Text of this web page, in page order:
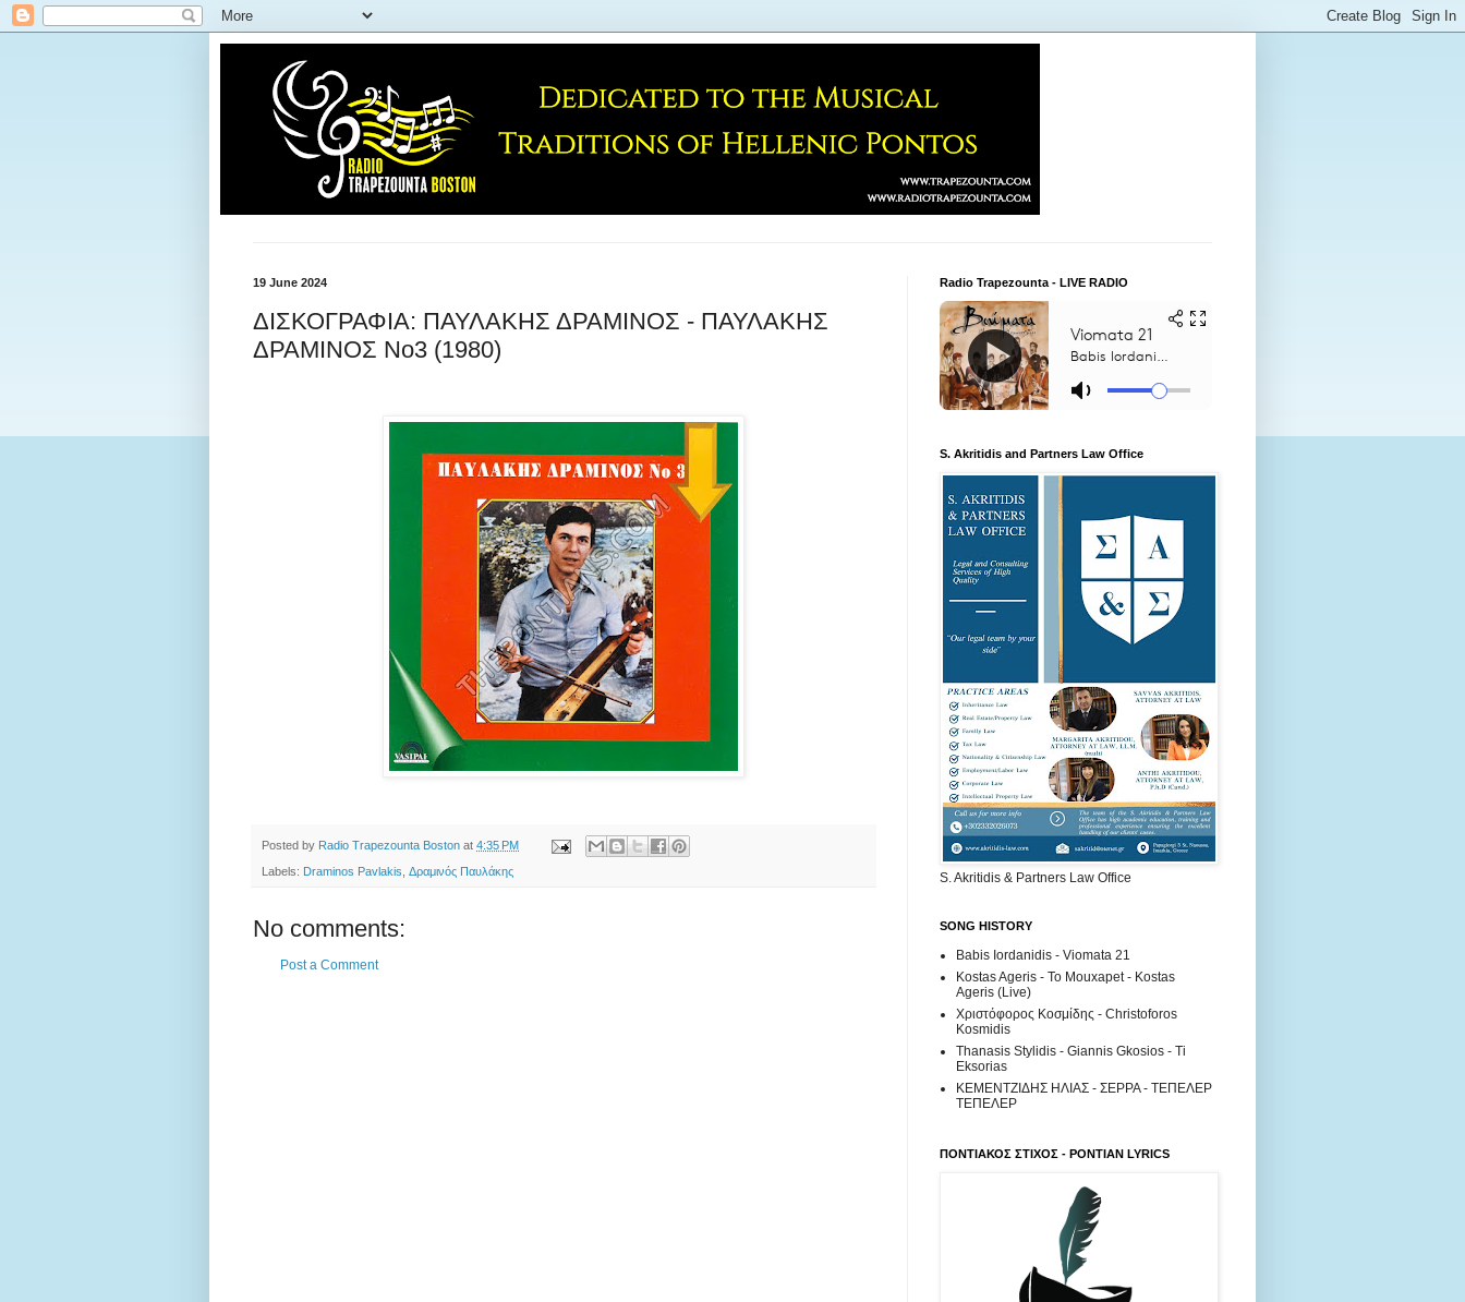
19 June 2024
ΔΙΣΚΟΓΡΑΦΙΑ: ΠΑΥΛΑΚΗΣ ΔΡΑΜΙΝΟΣ - ΠΑΥΛΑΚΗΣ
ΔΡΑΜΙΝΟΣ Νο3 (1980)
Posted by Radio Trapezounta Boston at 4:35 PM
Labels: Draminos Pavlakis Δραμινός Παυλάκης
No comments:
Post a Comment
Radio Trapezounta - LIVE RADIO
S. Akritidis and Partners Law Office
S. Akritidis & Partners Law Office
SONG HISTORY
Babis Iordanidis - Viomata 21
Kostas Ageris - To Mouxapet - Kostas
Ageris (Live)
Χριστόφορος Κοσμίδης - Christoforos
Kosmidis
Thanasis Stylidis - Giannis Gkosios - Ti
Eksorias
ΚΕΜΕΝΤΖΙΔΗΣ ΗΛΙΑΣ - ΣΕΡΡΑ - ΤΕΠΕΛΕΡ
ΤΕΠΕΛΕΡ
ΠΟΝΤΙΑΚΟΣ ΣΤΙΧΟΣ - PONTIAN LYRICS